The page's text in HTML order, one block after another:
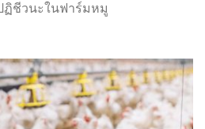
ฏิชีวนะในฟาร์มหมู